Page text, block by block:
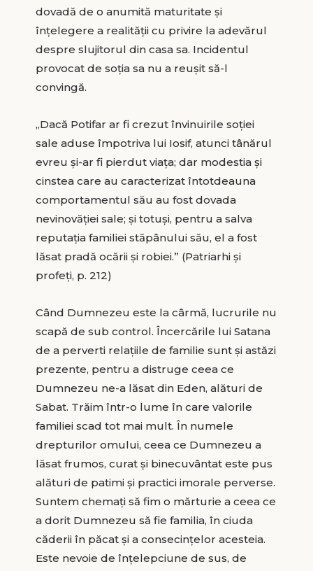
dovadă de o anumită maturitate şi
înţelegere a realităţii cu privire la adevărul
despre slujitorul din casa sa. Incidentul
provocat de soţia sa nu a reuşit să-l
convingă.
„Dacă Potifar ar fi crezut învinuirile soţiei
sale aduse împotriva lui Iosif, atunci tânărul
evreu şi-ar fi pierdut viaţa; dar modestia şi
cinstea care au caracterizat întotdeauna
comportamentul său au fost dovada
nevinovăţiei sale; şi totuşi, pentru a salva
reputaţia familiei stăpânului său, el a fost
lăsat pradă ocării şi robiei.” (Patriarhi şi
profeţi, p. 212)
Când Dumnezeu este la cârmă, lucrurile nu
scapă de sub control. Încercările lui Satana
de a perverti relaţiile de familie sunt şi astăzi
prezente, pentru a distruge ceea ce
Dumnezeu ne-a lăsat din Eden, alături de
Sabat. Trăim într-o lume în care valorile
familiei scad tot mai mult. În numele
drepturilor omului, ceea ce Dumnezeu a
lăsat frumos, curat şi binecuvântat este pus
alături de patimi şi practici imorale perverse.
Suntem chemaţi să fim o mărturie a ceea ce
a dorit Dumnezeu să fie familia, în ciuda
căderii în păcat şi a consecinţelor acesteia.
Este nevoie de înţelepciune de sus, de